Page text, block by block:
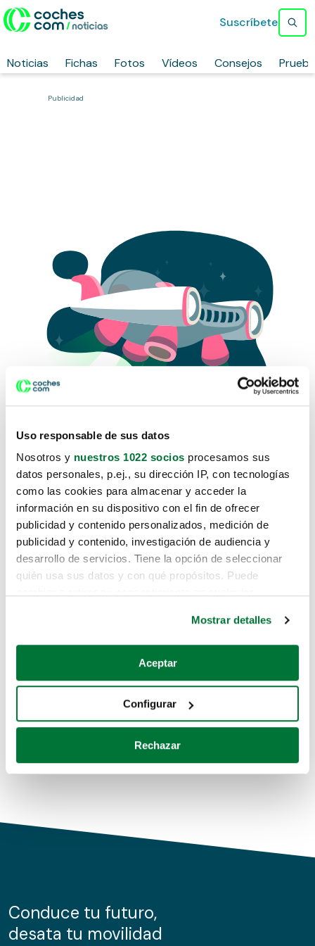
Uso responsable de sus datos
Nosotros y nuestros 1022 socios procesamos sus
datos personales, p.ej., su dirección IP, con tecnologías
como las cookies para almacenar y acceder la
información en su dispositivo con el fin de ofrecer
publicidad y contenido personalizados, medición de
publicidad y contenido, investigación de audiencia y
desarrollo de servicios. Tiene la opción de seleccionar
quién usa sus datos y con qué propósitos. Puede
Si lo permite, también quisiéramos:
Recopilar información sobre su ubicación geográfica
Identificar su dispositivo analizándolo activamente
para buscar características específicas (huellas
Obtenga más información sobre cómo se procesan sus
de cookies.
información sobre el uso que haga del sitio web con
nuestros partners de redes sociales, publicidad y análisis
Mostrar detalles
Aceptar
Configurar
Rechazar
Noticias Fichas Fotos Vídeos Consejos
Suscríbete
Publicidad
Lo sentimos, no sabemos como
te hemos traido hasta aquí.
Pero puedes encontrar el coche que estás
buscando en alguno de estos enlaces:
Coches de segunda mano
Coches de km0
Conduce tu futuro,
desata tu movilidad